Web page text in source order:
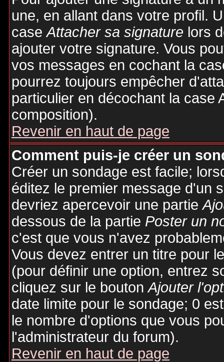
une, en allant dans votre profil.
caseAttacher sa signaturelors
ajouter votre signature. Vous
vos messages en cochant la
pourrez toujours empêcher
particulier en décochant la case
composition).
Revenir en haut de page
Comment puis-je créer un
Créer un sondage est facile;
éditez le premier message d'un
devriez apercevoir une partie
dessous de la partiePoster un
c'est que vous n'avez
Vous devez entrer un titre pour
(pour définir une option, entrez
cliquez sur le boutonAjouter
date limite pour le sondage; 0
le nombre d'options que vous
l'administrateur du forum).
Revenir en haut de page